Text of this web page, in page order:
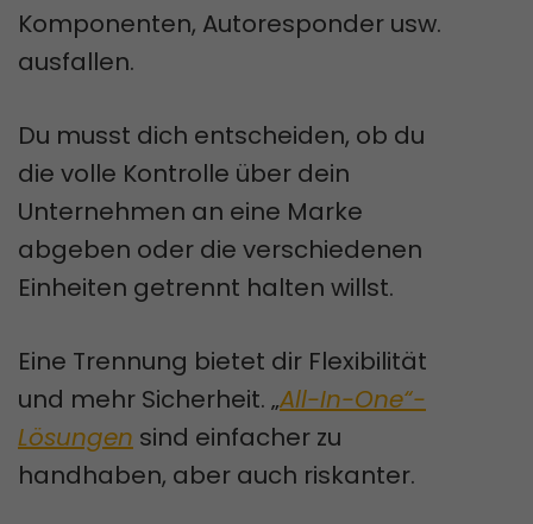
Komponenten, Autoresponder usw.
ausfallen.
Du musst dich entscheiden, ob du
die volle Kontrolle über dein
Unternehmen an eine Marke
abgeben oder die verschiedenen
Einheiten getrennt halten willst.
Eine Trennung bietet dir Flexibilität
und mehr Sicherheit. „All-In-One“-
Lösungen sind einfacher zu
handhaben, aber auch riskanter.